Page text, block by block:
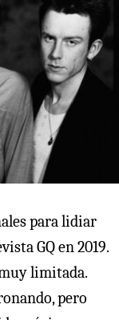
para lidiar
GQ en 2019.
limitada.
pero